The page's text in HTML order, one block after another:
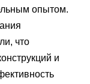
опытом.
что
и